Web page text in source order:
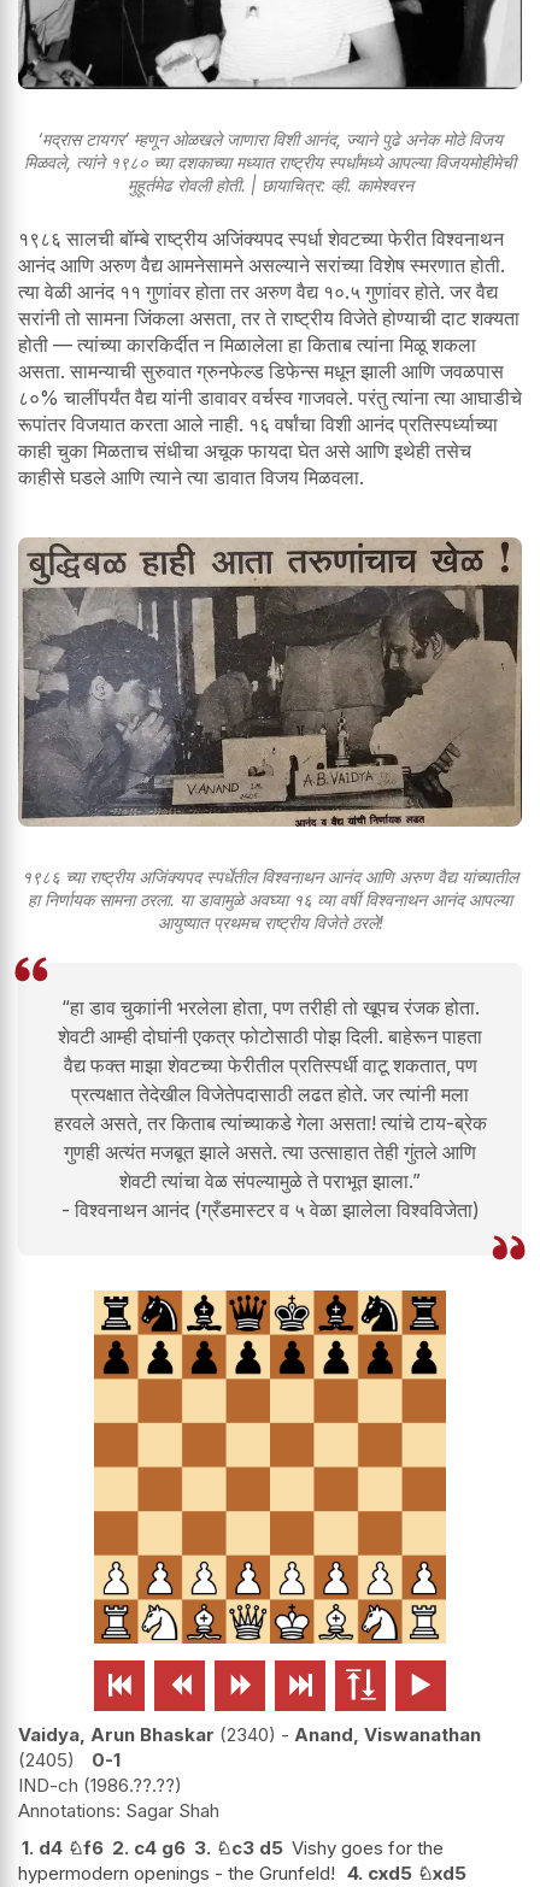
‘मद्रास टायगर’ म्हणून ओळखले जाणारा विशी आनंद, ज्याने पुढे अनेक मोठे विजय
मिळवले, त्यांने १९८० च्या दशकाच्या मध्यात राष्ट्रीय स्पर्धांमध्ये आपल्या विजयमोहीमेची
मुहूर्तमेढ रोवली होती. | छायाचित्र: व्ही. कामेश्वरन
१९८६ सालची बॉम्बे राष्ट्रीय अजिंक्यपद स्पर्धा शेवटच्या फेरीत विश्वनाथन
आनंद आणि अरुण वैद्य आमनेसामने असल्याने सरांच्या विशेष स्मरणात होती.
त्या वेळी आनंद ११ गुणांवर होता तर अरुण वैद्य १०.५ गुणांवर होते. जर वैद्य
सरांनी तो सामना जिंकला असता, तर ते राष्ट्रीय विजेते होण्याची दाट शक्यता
होती — त्यांच्या कारकिर्दीत न मिळालेला हा किताब त्यांना मिळू शकला
असता. सामन्याची सुरुवात ग्रुनफेल्ड डिफेन्स मधून झाली आणि जवळपास
८०% चालींपर्यंत वैद्य यांनी डावावर वर्चस्व गाजवले. परंतु त्यांना त्या आघाडीचे
रूपांतर विजयात करता आले नाही. १६ वर्षांचा विशी आनंद प्रतिस्पर्ध्याच्या
काही चुका मिळताच संधीचा अचूक फायदा घेत असे आणि इथेही तसेच
काहीसे घडले आणि त्याने त्या डावात विजय मिळवला.
१९८६ च्या राष्ट्रीय अजिंक्यपद स्पर्धेतील विश्वनाथन आनंद आणि अरुण वैद्य यांच्यातील
हा निर्णायक सामना ठरला. या डावामुळे अवघ्या १६ व्या वर्षी विश्वनाथन आनंद आपल्या
आयुष्यात प्रथमच राष्ट्रीय विजेते ठरले!
“हा डाव चुकाांनी भरलेला होता, पण तरीही तो खूपच रंजक होता.
शेवटी आम्ही दोघांनी एकत्र फोटोसाठी पोझ दिली. बाहेरून पाहता
वैद्य फक्त माझा शेवटच्या फेरीतील प्रतिस्पर्धी वाटू शकतात, पण
प्रत्यक्षात तेदेखील विजेतेपदासाठी लढत होते. जर त्यांनी मला
हरवले असते, तर किताब त्यांच्याकडे गेला असता! त्यांचे टाय-ब्रेक
गुणही अत्यंत मजबूत झाले असते. त्या उत्साहात तेही गुंतले आणि
शेवटी त्यांचा वेळ संपल्यामुळे ते पराभूत झाला.”
- विश्वनाथन आनंद (ग्रँडमास्टर व ५ वेळा झालेला विश्वविजेता)
     
Vaidya, Arun Bhaskar 2340 - Anand, Viswanathan
2405
0-1
IND-ch 1986.??.??
Sagar Shah
1. d4 ♘f6 2. c4 g6 3. ♘c3 d5 Vishy goes for the
hypermodern openings - the Grunfeld! 4. cxd5 ♘xd5